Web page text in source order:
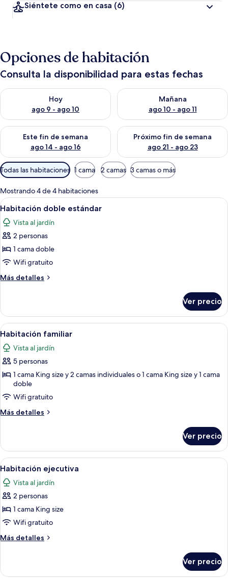
Siéntete como en casa (6)
Opciones de habitación
Consulta la disponibilidad para estas fechas
Hoy
ago 9 - ago 10
Consulta la disponibilidad para hoy ago 9 - ago 10
Mañana
ago 10 - ago 11
Consulta la disponibilidad
Este fin de semana
ago 14 - ago 16
Consulta la disponibilidad para este fin de semana ago 14 -
Próximo fin de semana
ago 21 - ago 23
Consulta la disponibilidad
Filtros
disponibles
para
las
habitaciones
Todas las habitaciones 1 cama 2 camas 3 camas o más
Mostrando 4 de 4 habitaciones
Abrir
todas
las
fotos
de
Habitación
doble
estándar
Una cama blanca sencilla con
14
Habitación doble estándar
Vista al jardín
2 personas
1 cama doble
Wifi gratuito
Más detalles
Más
doble
estándar
Ver precio
Abrir
todas
las
fotos
de
Habitación
familiar
Habitación de hotel con una cama,
13
Habitación familiar
Vista al jardín
5 personas
1 cama King size y 2 camas individuales o 1 cama King size y 1 cama
doble
Wifi gratuito
Más detalles
Más
familiar
Ver precio
Abrir
todas
las
fotos
de
Habitación
ejecutiva
Una habitación de hotel con una
13
Habitación ejecutiva
Vista al jardín
2 personas
1 cama King size
Wifi gratuito
Más detalles
Más
ejecutiva
Ver precio